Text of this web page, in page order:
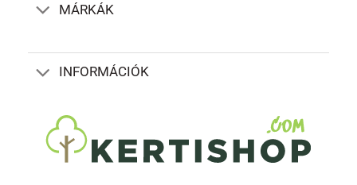
MÁRKÁK
INFORMÁCIÓK